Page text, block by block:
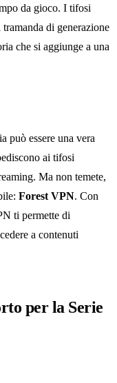
da gioco. I tifosi
di generazione
che si aggiunge a una
può essere una vera
ai tifosi
Ma non temete,
Forest VPN. Con
ti permette di
a contenuti
per la Serie